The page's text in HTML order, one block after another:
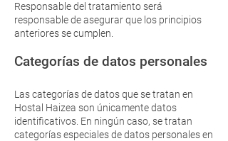
Responsable del tratamiento será
responsable de asegurar que los principios
anteriores se cumplen.
Categorías de datos personales
Las categorías de datos que se tratan en
Hostal Haizea son únicamente datos
identificativos. En ningún caso, se tratan
categorías especiales de datos personales en